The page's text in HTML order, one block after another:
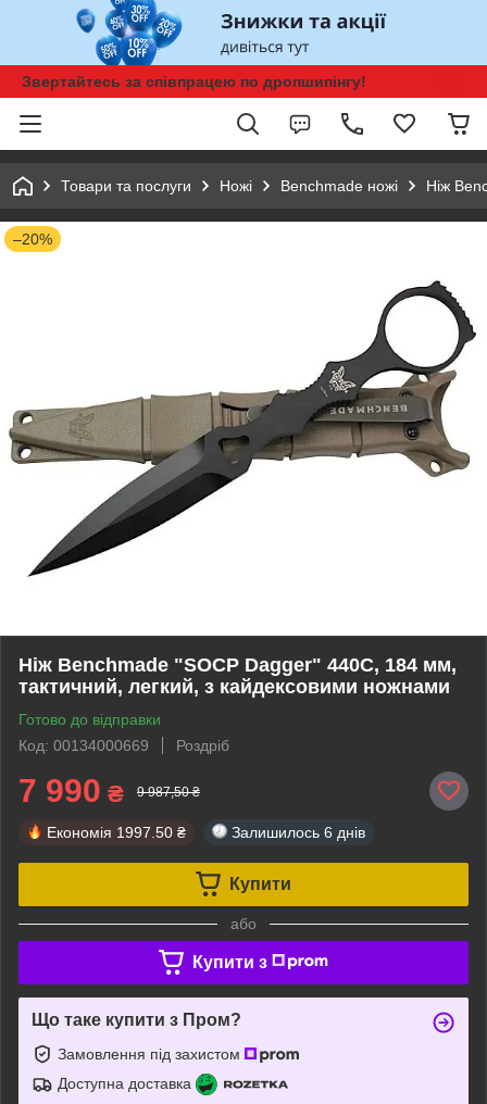
Звертайтесь за співпрацею по дропшипінгу!
Товари та послуги Ножі Benchmade ножі Ніж
–20%
Ніж Benchmade "SOCP Dagger" 440C, 184 мм,
тактичний, легкий, з кайдексовими ножнами
Готово до відправки
Код: 00134000669
Роздріб
7 990 ₴ 9 987,50 ₴
Економія 1997.50 ₴ Залишилось 6 днів
Купити
або
Купити з
Що таке купити з Пром?
Замовлення під захистом
Доступна доставка